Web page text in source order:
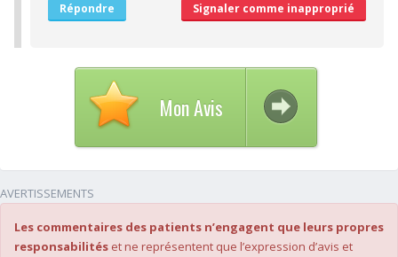
5/10 Délai pour obtenir un 1er RDV
Desserte par les transports en commun
Stationnements alentours
Agréabilité des locaux
Répondre Signaler comme inapproprié
Mon Avis
AVERTISSEMENTS
Les commentaires des patients n’engagent que leurs propres
responsabilités et ne représentent que l’expression d’avis et